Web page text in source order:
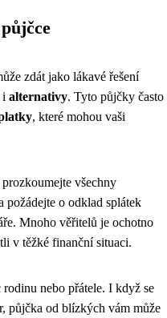
zdát jako lákavé řešení
i alternativy. Tyto půjčky často
, které mohou vaši
všechny
požádejte o odklad splátek
Mnoho věřitelů je ochotno
v těžké finanční situaci.
nebo přátele. I když se
půjčka od blízkých vám může